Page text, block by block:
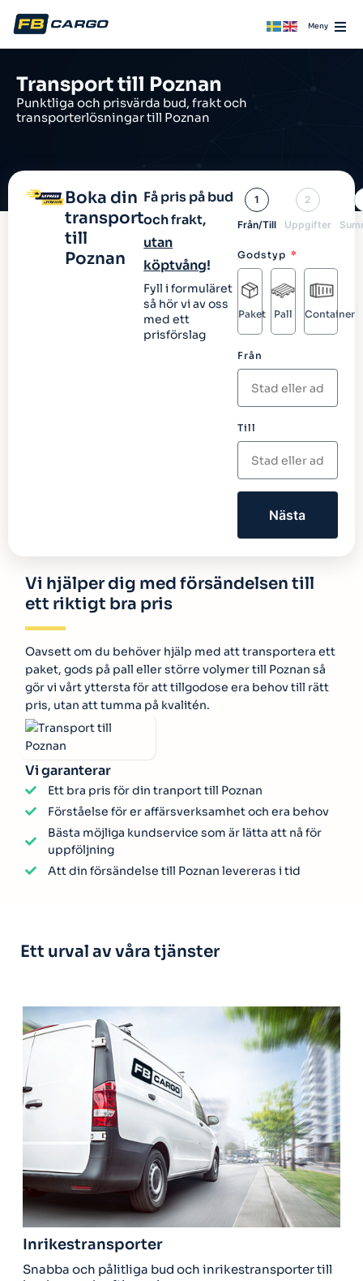
Transport till Poznan
Punktliga och prisvärda bud, frakt och
transporterlösningar till Poznan
Vi hjälper dig med försändelsen till
ett riktigt bra pris
Oavsett om du behöver hjälp med att transportera ett
paket, gods på pall eller större volymer till Poznan så
gör vi vårt yttersta för att tillgodose era behov till rätt
pris, utan att tumma på kvalitén.
Vi garanterar
Ett bra pris för din tranport till Poznan
Förståelse för er affärsverksamhet och era behov
Bästa möjliga kundservice som är lätta att nå för
uppföljning
Att din försändelse till Poznan levereras i tid
Boka din
transport
till
Poznan
Få pris på bud
och frakt,
utan
köptvång!
Fyll i formuläret
så hör vi av oss
med ett
prisförslag
1
Från/Till
2
Uppgifter
Godstyp
Paket Pall Container
Från
Till
Nästa
Ett urval av våra tjänster
och pålitliga bud och inrikestransporter till